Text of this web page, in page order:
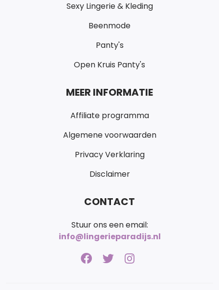
Sexy Lingerie & Kleding
Beenmode
Panty's
Open Kruis Panty's
MEER INFORMATIE
Affiliate programma
Algemene voorwaarden
Privacy Verklaring
Disclaimer
CONTACT
Stuur ons een email:
info@lingerieparadijs.nl